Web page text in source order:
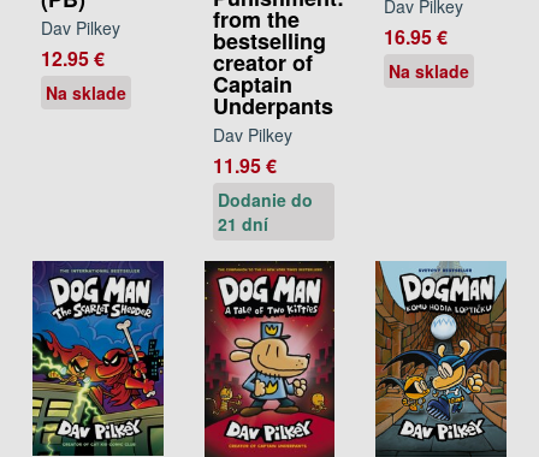
Dav Pilkey
12.95 €
Na sklade
from the
bestselling
creator of
Captain
Underpants
Dav Pilkey
11.95 €
Dodanie do
21 dní
Dav Pilkey
16.95 €
Na sklade